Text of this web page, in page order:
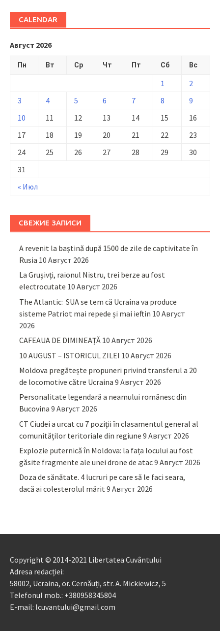
CALENDAR
Август 2026
Пн Вт Ср Чт Пт Сб Вс
« Июл
1
2
3
4 5 6 7 8
9
10
11 12 13 14 15
16
17
18 19 20 21 22
23
24
25 26 27 28 29
30
31
СВЕЖИЕ ЗАПИСИ
A revenit la baștină după 1500 de zile de captivitate în
Rusia 10 Август 2026
La Grușivți, raionul Nistru, trei berze au fost
electrocutate 10 Август 2026
The Atlantic: SUA se tem că Ucraina va produce
sisteme Patriot mai repede și mai ieftin 10 Август
2026
CAFEAUA DE DIMINEAȚĂ 10 Август 2026
10 AUGUST – ISTORICUL ZILEI 10 Август 2026
Moldova pregătește propuneri privind transferul a 20
de locomotive către Ucraina 9 Август 2026
Personalitate legendară a neamului românesc din
Bucovina 9 Август 2026
CT Ciudei a urcat cu 7 poziții în clasamentul general al
comunităților teritoriale din regiune 9 Август 2026
Explozie puternică în Moldova: la fața locului au fost
găsite fragmente ale unei drone de atac9 Август 2026
Doza de sănătate. 4 lucruri pe care să le faci seara,
dacă ai colesterolul mărit9 Август 2026
Copyright © 2014-2021 Libertatea Cuvântului
Adresa redacției:
58002, Ucraina, or. Cernăuți, str. A. Mickiewicz, 5
Telefonul mob.: +380958345804
E-mail: lcuvantului@gmail.com